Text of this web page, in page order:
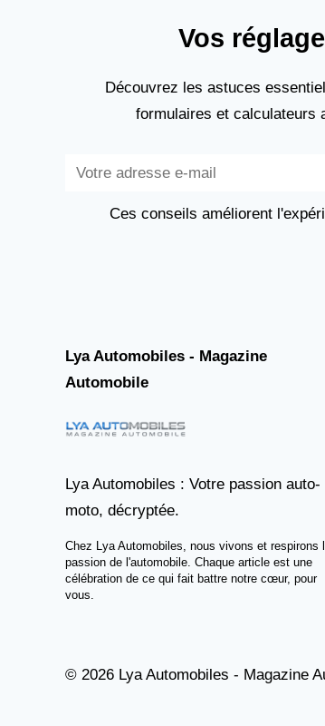
Vos
Découvrez les astuces
formulaires et calculateurs
Ces conseils améliorent
Lya Automobiles - Magazine
Automobile
Lya Automobiles : Votre passion auto-
moto, décryptée.
Chez Lya Automobiles, nous vivons et respirons
passion de l'automobile. Chaque article est une
célébration de ce qui fait battre notre cœur, pour
vous.
© 2026 Lya Automobiles - Magazine